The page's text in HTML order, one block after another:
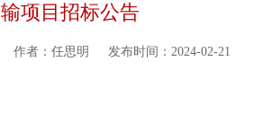
输项目招标公告
作者：任思明 发布时间：2024-02-21